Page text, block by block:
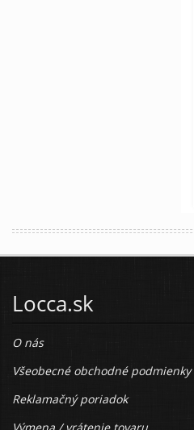
Locca.sk
O nás
Všeobecné obchodné podmienky
Reklamačný poriadok